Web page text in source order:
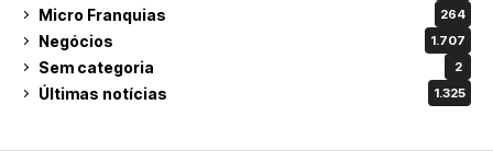
Micro Franquias 264
Negócios 1.707
Sem categoria 2
Últimas notícias 1.325